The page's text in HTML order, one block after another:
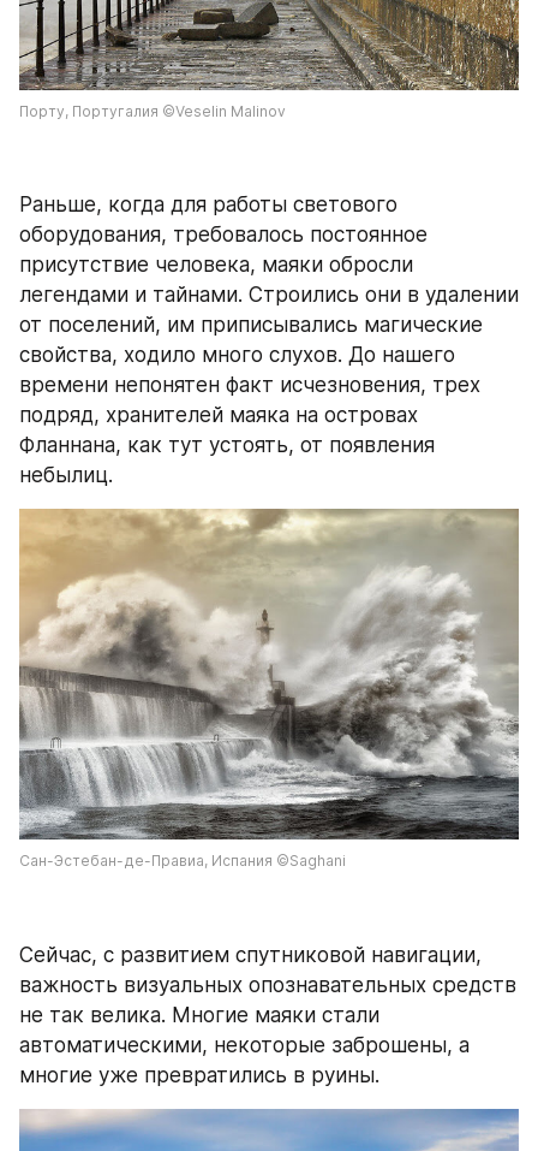
Порту, Португалия ©Veselin Malinov
Раньше, когда для работы светового
оборудования, требовалось постоянное
присутствие человека, маяки обросли
легендами и тайнами. Строились они в удалении
от поселений, им приписывались магические
свойства, ходило много слухов. До нашего
времени непонятен факт исчезновения, трех
подряд, хранителей маяка на островах
Фланнана, как тут устоять, от появления
небылиц.
Сан-Эстебан-де-Правиа, Испания ©Saghani
Сейчас, с развитием спутниковой навигации,
важность визуальных опознавательных средств
не так велика. Многие маяки стали
автоматическими, некоторые заброшены, а
многие уже превратились в руины.